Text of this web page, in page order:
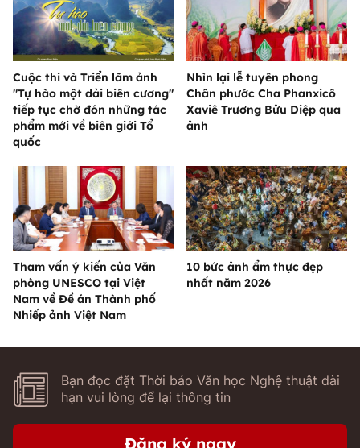
Cuộc thi và Triển lãm ảnh
"Tự hào một dải biên cương"
tiếp tục chờ đón những tác
phẩm mới về biên giới Tổ
quốc
Nhìn lại lễ tuyên phong
Chân phước Cha Phanxicô
Xaviê Trương Bửu Diệp qua
ảnh
Tham vấn ý kiến của Văn
phòng UNESCO tại Việt
Nam về Đề án Thành phố
Nhiếp ảnh Việt Nam
10 bức ảnh ẩm thực đẹp
nhất năm 2026
Bạn đọc đặt Thời báo Văn học Nghệ thuật dài
hạn vui lòng để lại thông tin
Đăng ký ngay